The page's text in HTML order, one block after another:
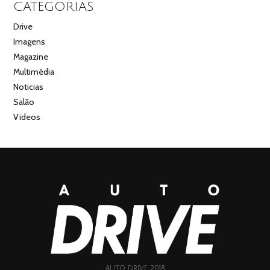
CATEGORIAS
Drive
Imagens
Magazine
Multimédia
Noticias
Salão
Videos
AUTO DRIVE 2018